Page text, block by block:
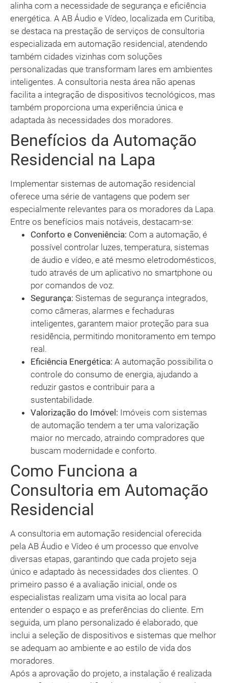
alinha com a necessidade de segurança e eficiência
energética. A AB Áudio e Vídeo, localizada em Curitiba,
se destaca na prestação de serviços de consultoria
especializada em automação residencial, atendendo
também cidades vizinhas com soluções
personalizadas que transformam lares em ambientes
inteligentes. A consultoria nesta área não apenas
facilita a integração de dispositivos tecnológicos, mas
também proporciona uma experiência única e
adaptada às necessidades dos moradores.
Benefícios da Automação
Residencial na Lapa
Implementar sistemas de automação residencial
oferece uma série de vantagens que podem ser
especialmente relevantes para os moradores da Lapa.
Entre os benefícios mais notáveis, destacam-se:
Conforto e Conveniência: Com a automação, é
possível controlar luzes, temperatura, sistemas
de áudio e vídeo, e até mesmo eletrodomésticos,
tudo através de um aplicativo no smartphone ou
por comandos de voz.
Segurança: Sistemas de segurança integrados,
como câmeras, alarmes e fechaduras
inteligentes, garantem maior proteção para sua
residência, permitindo monitoramento em tempo
real.
Eficiência Energética: A automação possibilita o
controle do consumo de energia, ajudando a
reduzir gastos e contribuir para a
sustentabilidade.
Valorização do Imóvel: Imóveis com sistemas
de automação tendem a ter uma valorização
maior no mercado, atraindo compradores que
buscam modernidade e conforto.
Como Funciona a
Consultoria em Automação
Residencial
A consultoria em automação residencial oferecida
pela AB Áudio e Vídeo é um processo que envolve
diversas etapas, garantindo que cada projeto seja
único e adaptado às necessidades dos clientes. O
primeiro passo é a avaliação inicial, onde os
especialistas realizam uma visita ao local para
entender o espaço e as preferências do cliente. Em
seguida, um plano personalizado é elaborado, que
inclui a seleção de dispositivos e sistemas que melhor
se adequam ao ambiente e ao estilo de vida dos
moradores.
Após a aprovação do projeto, a instalação é realizada